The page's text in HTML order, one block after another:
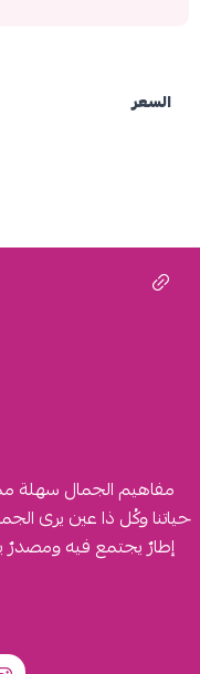
السعر
مفاهيم الجمال سهلة
حياتنا وكُل ذا عين يرى
إطارٌ يجتمع فيه ومصدرٌ